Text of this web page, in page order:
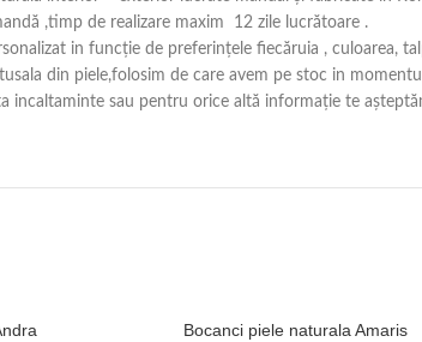
,timp de realizare maxim 12 zile lucrătoare .
in funcție de preferințele fiecăruia , culoarea,
din piele,folosim de care avem pe stoc in
incaltaminte sau pentru orice altă informație te
Bocanci piele naturala Amaris